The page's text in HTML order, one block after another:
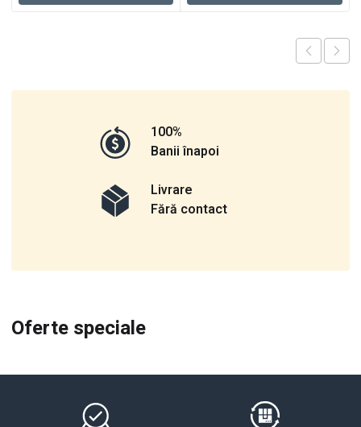
100%
Banii înapoi
Livrare
Fără contact
Oferte speciale